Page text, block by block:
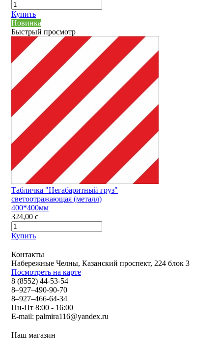
Купить
Новинка
Быстрый просмотр
Табличка "Негабаритный груз"
светоотражающая (металл)
400*400мм
324,00 c
Купить
Контакты
Набережные Челны, Казанский проспект, 224 блок 3
Посмотреть на карте
8 (8552) 44-53-54
8–927–490-90-70
8–927–466-64-34
Пн-Пт 8:00 - 16:00
E-mail: palmira116@yandex.ru
Наш магазин